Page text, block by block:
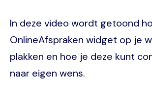
In deze video wordt getoond
OnlineAfspraken widget op je
plakken en hoe je deze kunt
naar eigen wens.